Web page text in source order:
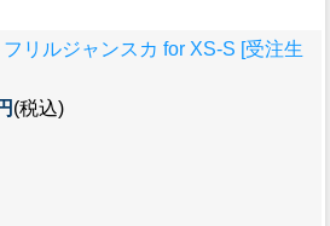
リルジャンスカ for XS-S [受注生
(税込)